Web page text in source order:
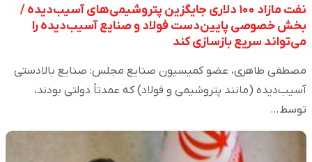
نفت مازاد ۱۰۰ دلاری جایگزین پتروشیمی‌های آسیب‌دیده /
بخش خصوصی پایین‌دست فولاد و صنایع آسیب‌دیده را
می‌تواند سریع بازسازی کند
مصطفی طاهری، عضو کمیسیون صنایع مجلس: صنایع بالادستی
آسیب‌دیده (مانند پتروشیمی و فولاد) که عمدتاً دولتی بودند،
توسط…